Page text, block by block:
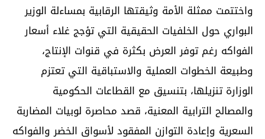
واختتمت ممثلة الأمة وثيقتها الرقابية بمساءلة الوزير
البواري حول الخلفيات الحقيقية التي تؤجج غلاء أسعار
الفواكه رغم توفر العرض بكثرة في قنوات الإنتاج،
وطبيعة الخطوات العملية والاستباقية التي تعتزم
الوزارة تنزيلها، بتنسيق مع القطاعات الحكومية
والمصالح الترابية المعنية، قصد محاصرة لوبيات المضاربة
السعرية وإعادة التوازن المفقود لأسواق الخضر والفواكه